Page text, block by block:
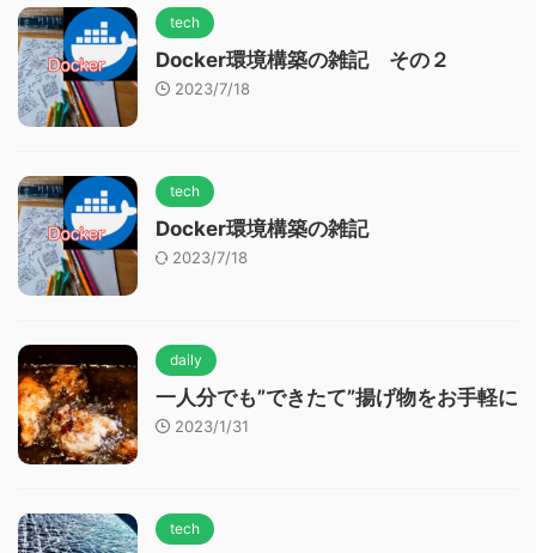
tech
Docker環境構築の雑記 その２
2023/7/18
tech
Docker環境構築の雑記
2023/7/18
daily
一人分でも”できたて”揚げ物をお手軽に
2023/1/31
tech